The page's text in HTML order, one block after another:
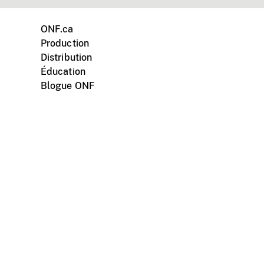
ONF.ca
Production
Distribution
Éducation
Blogue ONF